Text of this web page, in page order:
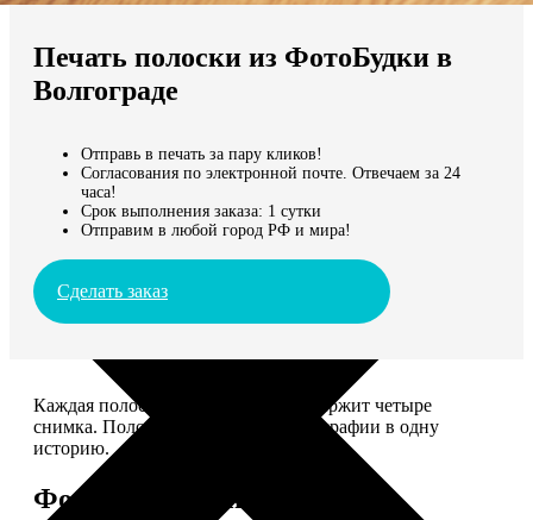
Мы доставляем по всему миру
Продолжить без города
Печать полоски из ФотоБудки в
Волгограде
Отправь в печать за пару кликов!
Согласования по электронной почте. Отвечаем за 24
часа!
Срок выполнения заказа: 1 сутки
Отправим в любой город РФ и мира!
Сделать заказ
Каждая полоска размером 5*20 содержит четыре
снимка. Полоски объединяют фотографии в одну
историю.
Форматы и цены